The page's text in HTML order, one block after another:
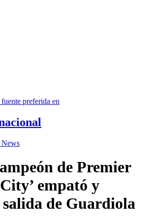
preferida en
News
de Premier
empató y
de Guardiola